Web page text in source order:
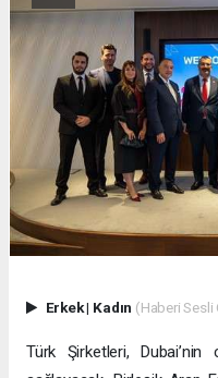
Erkek| Kadın (Haberi Sesli
Türk Şirketleri,